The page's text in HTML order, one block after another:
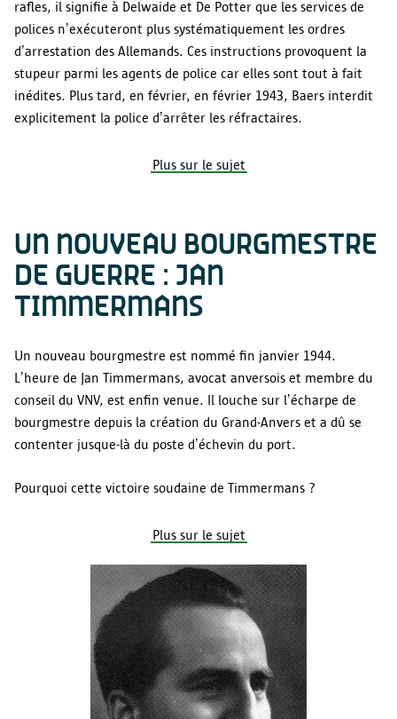
rafles, il signifie à Delwaide et De Potter que les services de
polices n’exécuteront plus systématiquement les ordres
d’arrestation des Allemands. Ces instructions provoquent la
stupeur parmi les agents de police car elles sont tout à fait
inédites. Plus tard, en février, en février 1943, Baers interdit
explicitement la police d’arrêter les réfractaires.
Plus sur le sujet
UN NOUVEAU BOURGMESTRE
DE GUERRE : JAN
TIMMERMANS
Un nouveau bourgmestre est nommé fin janvier 1944.
L’heure de Jan Timmermans, avocat anversois et membre du
conseil du VNV, est enfin venue. Il louche sur l’écharpe de
bourgmestre depuis la création du Grand-Anvers et a dû se
contenter jusque-là du poste d’échevin du port.
Pourquoi cette victoire soudaine de Timmermans ?
Plus sur le sujet